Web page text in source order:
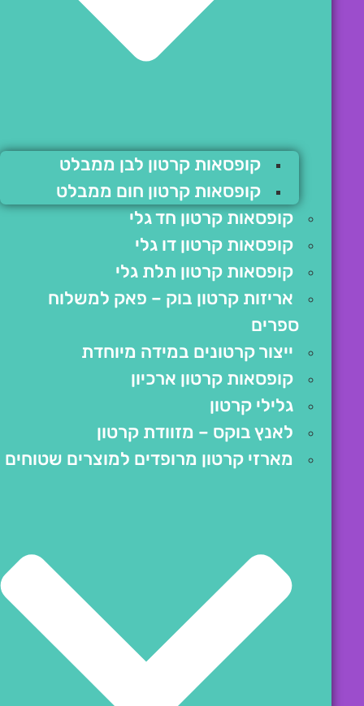
קופסאות קרטון לבן ממבלט
קופסאות קרטון חום ממבלט
קופסאות קרטון חד גלי
קופסאות קרטון דו גלי
קופסאות קרטון תלת גלי
אריזות קרטון בוק – פאק למשלוח
ספרים
ייצור קרטונים במידה מיוחדת
קופסאות קרטון ארכיון
גלילי קרטון
לאנץ בוקס – מזוודת קרטון
מארזי קרטון מרופדים למוצרים שטוחים